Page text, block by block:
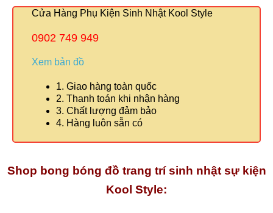
Cửa Hàng Phụ Kiện Sinh Nhật Kool Style
0902 749 949
Xem bản đồ
1. Giao hàng toàn quốc
2. Thanh toán khi nhận hàng
3. Chất lượng đảm bảo
4. Hàng luôn sẵn có
Shop bong bóng đồ trang trí sinh nhật sự kiện
Kool Style: